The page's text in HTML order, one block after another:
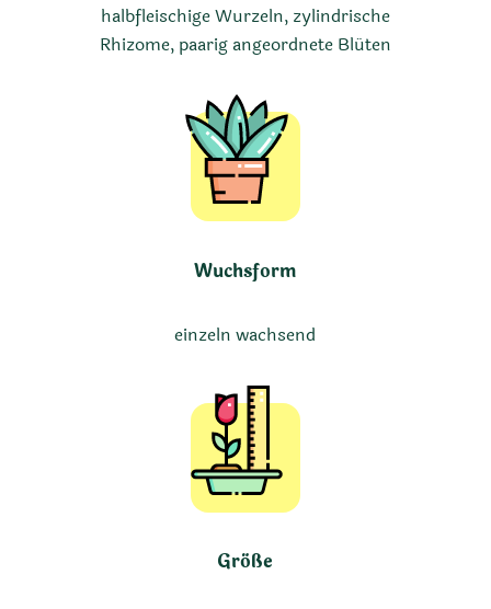
halbfleischige Wurzeln, zylindrische
Rhizome, paarig angeordnete Blüten
Wuchsform
einzeln wachsend
Größe